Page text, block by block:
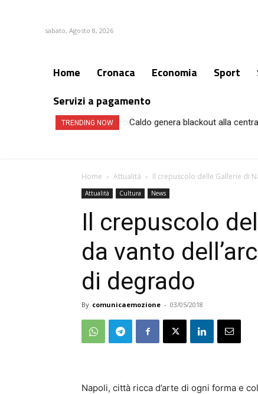
sabato, Agosto 8, 2026
Home Cronaca Economia Sport
Servizi a pagamento
TRENDING NOW Caldo genera blackout alla
Home Attualità Il crepuscolo delle Gallerie di
Attualità Cultura News
Il crepuscolo
da vanto
di degrado
By comunicaemozione - 03/05/2018
Napoli, città ricca d’arte di ogni forma e